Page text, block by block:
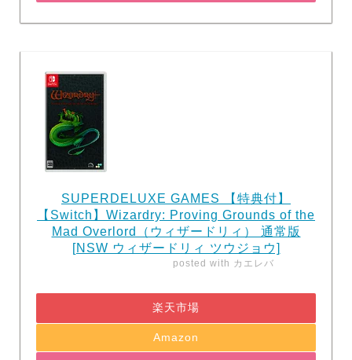
SUPERDELUXE GAMES 【特典付】
【Switch】Wizardry: Proving Grounds of the
Mad Overlord（ウィザードリィ） 通常版
[NSW ウィザードリィ ツウジョウ]
posted with カエレバ
楽天市場
Amazon